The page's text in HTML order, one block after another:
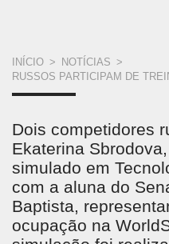
VOCÊ
ESTÁ
AQUI
INÍCIO > NOTÍCIAS >
RUSSOS PARTICIPAM DE
Dois competidores
Ekaterina
simulado em
com a aluna do
Baptista,
ocupação na